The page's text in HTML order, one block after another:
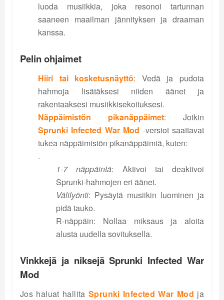
luoda musiikkia, joka resonoi tartunnan
saaneen maailman jännityksen ja draaman
kanssa.
Pelin ohjaimet
Hiiri tai kosketusnäyttö: Vedä ja pudota
hahmoja lisätäksesi niiden äänet ja
rakentaaksesi musiikkisekoituksesi.
Näppäimistön pikanäppäimet: Jotkin
Sprunki Infected War Mod -versiot saattavat
tukea näppäimistön pikanäppäimiä, kuten:
.
1-7 näppäintä: Aktivoi tai deaktivoi
Sprunki-hahmojen eri äänet.
Välilyönti: Pysäytä musiikin luominen ja
pidä tauko.
R-näppäin: Nollaa miksaus ja aloita
alusta uudella sovituksella.
Vinkkejä ja niksejä Sprunki Infected War
Mod
Jos haluat hallita Sprunki Infected War Mod ja